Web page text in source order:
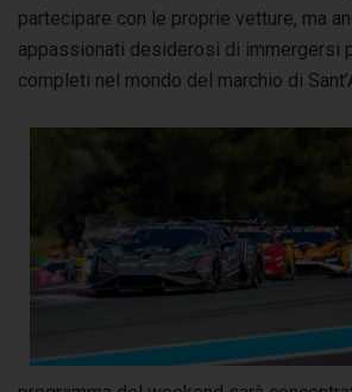
partecipare con le proprie vetture, ma
appassionati desiderosi di immergersi
completi nel mondo del marchio di